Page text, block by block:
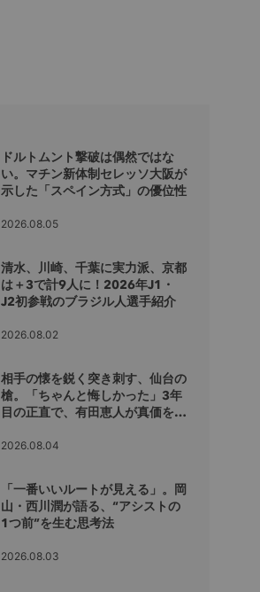
ドルトムント撃破は偶然ではな
い。マチン新体制セレッソ大阪が
示した「スペイン方式」の優位性
2026.08.05
清水、川崎、千葉に実力派、京都
は＋3で計9人に！2026年J1・
J2初参戦のブラジル人選手紹介
2026.08.02
相手の懐を鋭く突き刺す、仙台の
槍。「ちゃんと悔しかった」3年
目の正直で、有田恵人が真価を示
2026.08.04
「一番いいルートが見える」。岡
山・西川潤が語る、“アシストの
1つ前”を生む思考法
2026.08.03